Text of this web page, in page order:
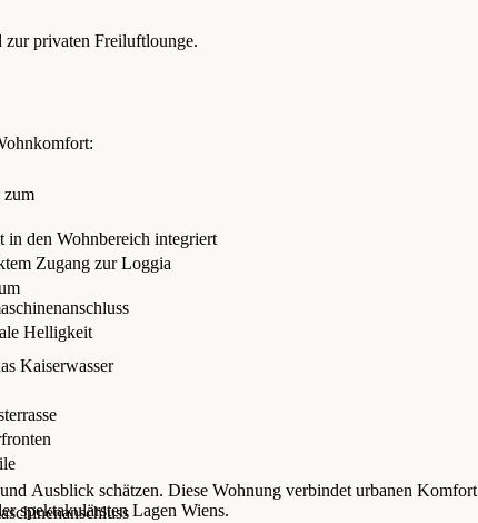
privaten Freiluftlounge.
zum
in den Wohnbereich integriert
Zugang zur Loggia
Helligkeit
Kaiserwasser
Ausblick schätzen. Diese Wohnung verbindet urbanen Komfort
spektakulärsten Lagen Wiens.